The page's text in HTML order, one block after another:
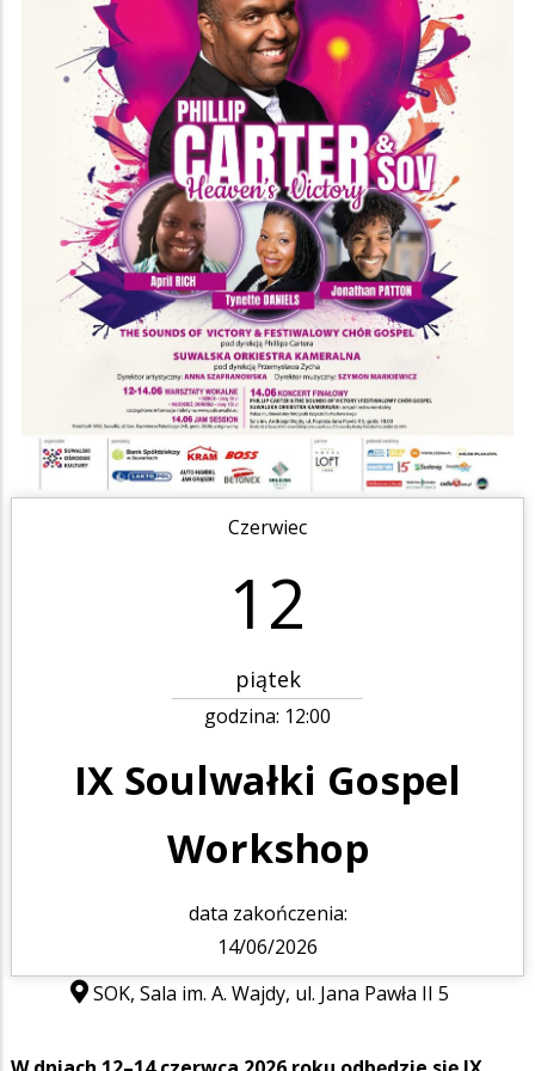
Czerwiec
12
piątek
godzina: 12:00
IX Soulwałki Gospel
Workshop
data zakończenia:
14/06/2026
SOK, Sala im. A. Wajdy, ul. Jana Pawła II 5